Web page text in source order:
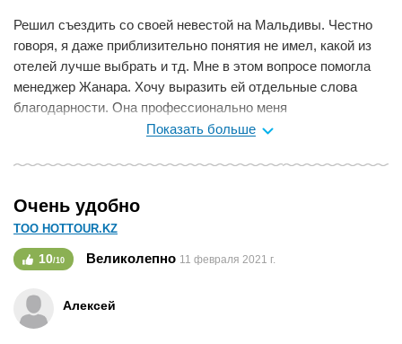
Решил съездить со своей невестой на Мальдивы. Честно
говоря, я даже приблизительно понятия не имел, какой из
отелей лучше выбрать и тд. Мне в этом вопросе помогла
менеджер Жанара. Хочу выразить ей отдельные слова
благодарности. Она профессионально меня
проконсультировала, рассказала о преимуществах каждого
хорошо встретили. На кровати нашли небольшой презент и
территория. Песок действительно белоснежный, а море
бирюзовое. По территории многие передвигались на
велосипедах, есть прокат. Питание было вкусным.
Особенно запомнились здешние закаты и рассветы. Было
безумно красиво. В будущем вернёмся обязательно.
Мне нравится
Показать больше
Очень удобно
ТОО HOTTOUR.KZ
10/10 Великолепно 11 февраля 2021 г.
Алексей